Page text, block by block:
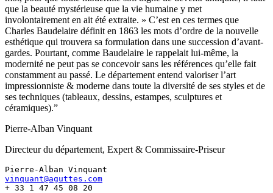
que la beauté mystérieuse que la vie humaine y met
involontairement en ait été extraite. » C’est en ces termes que
Charles Baudelaire définit en 1863 les mots d’ordre de la nouvelle
esthétique qui trouvera sa formulation dans une succession d’avant-
gardes. Pourtant, comme Baudelaire le rappelait lui-même, la
modernité ne peut pas se concevoir sans les références qu’elle fait
constamment au passé. Le département entend valoriser l’art
impressionniste & moderne dans toute la diversité de ses styles et de
ses techniques (tableaux, dessins, estampes, sculptures et
céramiques).”
Pierre-Alban Vinquant
Directeur du département, Expert & Commissaire-Priseur
Pierre-Alban Vinquant
vinquant@aguttes.com
+ 33 1 47 45 08 20